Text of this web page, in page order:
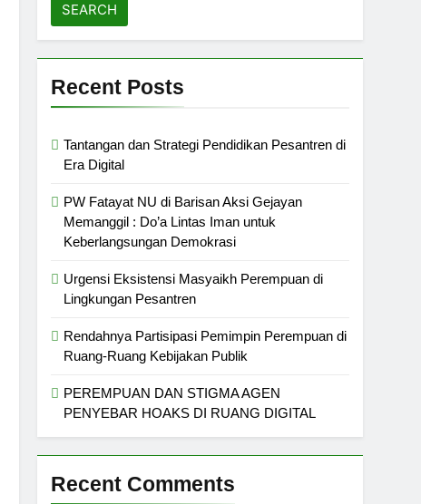
Recent Posts
Tantangan dan Strategi Pendidikan Pesantren di
Era Digital
PW Fatayat NU di Barisan Aksi Gejayan
Memanggil : Do’a Lintas Iman untuk
Keberlangsungan Demokrasi
Urgensi Eksistensi Masyaikh Perempuan di
Lingkungan Pesantren
Rendahnya Partisipasi Pemimpin Perempuan di
Ruang-Ruang Kebijakan Publik
PEREMPUAN DAN STIGMA AGEN
PENYEBAR HOAKS DI RUANG DIGITAL
Recent Comments